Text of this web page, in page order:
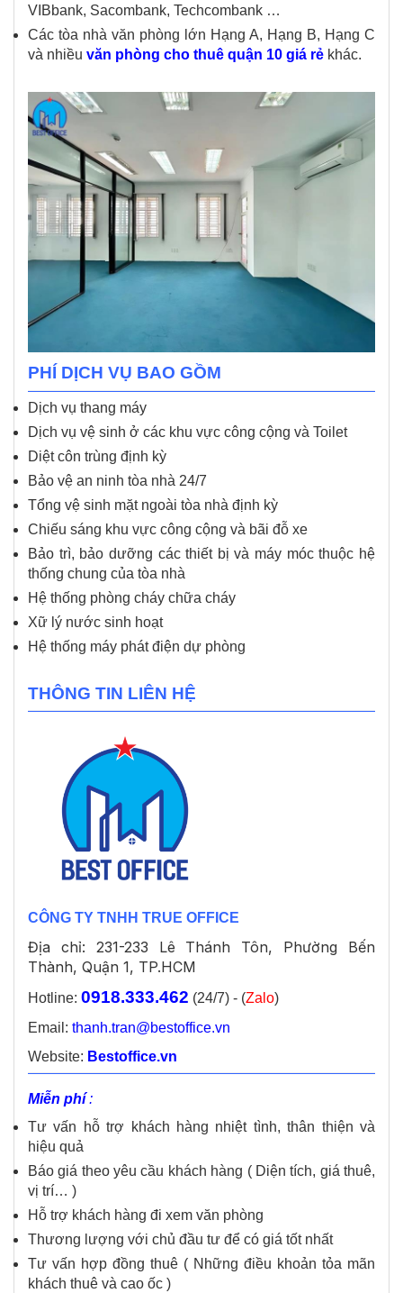
VIBbank, Sacombank, Techcombank …
Các tòa nhà văn phòng lớn Hạng A, Hạng B, Hạng C
và nhiều văn phòng cho thuê quận 10 giá rẻ khác.
PHÍ DỊCH VỤ BAO GỒM
Dịch vụ thang máy
Dịch vụ vệ sinh ở các khu vực công cộng và Toilet
Diệt côn trùng định kỳ
Bảo vệ an ninh tòa nhà 24/7
Tổng vệ sinh mặt ngoài tòa nhà định kỳ
Chiếu sáng khu vực công cộng và bãi đỗ xe
Bảo trì, bảo dưỡng các thiết bị và máy móc thuộc hệ
thống chung của tòa nhà
Hệ thống phòng cháy chữa cháy
Xữ lý nước sinh hoạt
Hệ thống máy phát điện dự phòng
THÔNG TIN LIÊN HỆ
CÔNG TY TNHH TRUE OFFICE
Địa chỉ: 231-233 Lê Thánh Tôn, Phường Bến
Thành, Quận 1, TP.HCM
Hotline: 0918.333.462 (24/7) - (Zalo)
Email: thanh.tran@bestoffice.vn
Website: Bestoffice.vn
Miễn phí:
Tư vấn hỗ trợ khách hàng nhiệt tình, thân thiện và
hiệu quả
Báo giá theo yêu cầu khách hàng ( Diện tích, giá thuê,
vị trí… )
Hỗ trợ khách hàng đi xem văn phòng
Thương lượng với chủ đầu tư để có giá tốt nhất
Tư vấn hợp đồng thuê ( Những điều khoản tỏa mãn
khách thuê và cao ốc )